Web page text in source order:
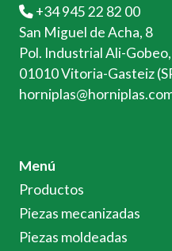
+34 945 22 82 00
San Miguel de Acha, 8
Pol. Industrial Ali-
01010 Vitoria-Gasteiz
Menú
Productos
Piezas mecanizadas
Piezas moldeadas